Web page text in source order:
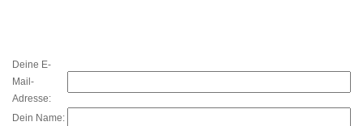
Deine E-
Mail-
Adresse:
Dein Name: